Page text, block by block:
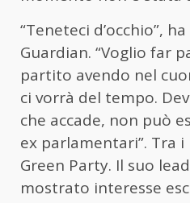
“Teneteci d’occhio”,
Guardian. “Voglio far
partito avendo nel
ci vorrà del tempo.
che accade, non può
ex parlamentari”. Tra i
Green Party. Il suo
mostrato interesse